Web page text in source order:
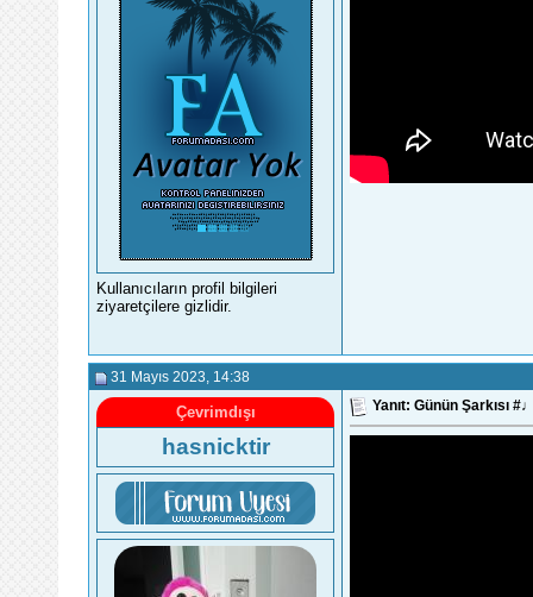
Kullanıcıların profil bilgileri
ziyaretçilere gizlidir.
31 Mayıs 2023 , 14:38
Çevrimdışı
hasnicktir
Yanıt: Günün Şarkısı